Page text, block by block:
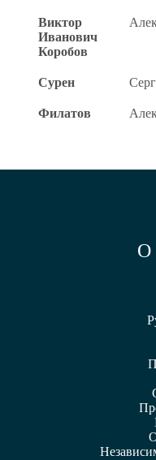
Виктор
Иванович
Коробов
Сурен
Филатов
О